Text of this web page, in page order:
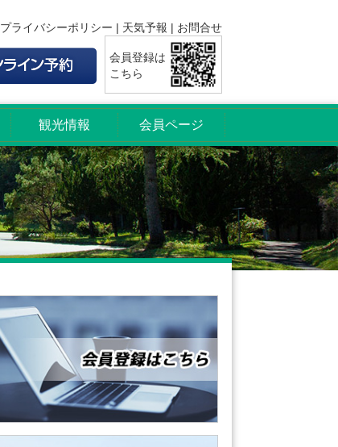
プライバシーポリシー | 天気予報 | お問合せ
会員登録は
こちら
観光情報 会員ページ